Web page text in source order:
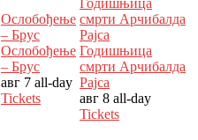
Ослобођење
– Брус
Ослобођење
– Брус
авг 7 all-day
Tickets
смрти Арчибалда
Рајса
Годишњица
смрти Арчибалда
Рајса
авг 8 all-day
Tickets